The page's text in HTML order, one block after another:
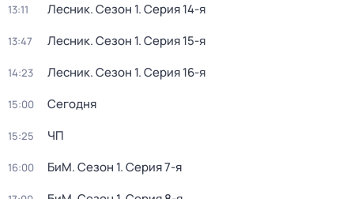
13:11 Лесник. Сезон 1. Серия 14-я
13:47 Лесник. Сезон 1. Серия 15-я
14:23 Лесник. Сезон 1. Серия 16-я
15:00 Сегодня
15:25 ЧП
16:00 БиМ. Сезон 1. Серия 7-я